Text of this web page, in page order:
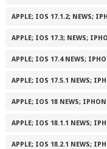
APPLE; IOS 17.1.2; NEWS;
APPLE; IOS 17.3; NEWS;
APPLE; IOS 17.4 NEWS;
APPLE; IOS 17.5.1 NEWS;
APPLE; IOS 18 NEWS;
APPLE; IOS 18.1.1 NEWS;
APPLE; IOS 18.2.1 NEWS;